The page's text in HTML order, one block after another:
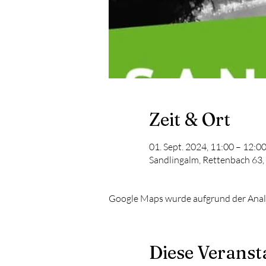
Zeit & Ort
01. Sept. 2024, 11:00 – 12:00
Sandlingalm, Rettenbach
Google Maps wurde aufgrund der
Diese